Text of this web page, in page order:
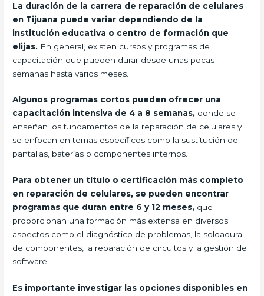
La duración de la carrera de reparación de celulares
en Tijuana puede variar dependiendo de la
institución educativa o centro de formación que
elijas. En general, existen cursos y programas de
capacitación que pueden durar desde unas pocas
semanas hasta varios meses.
Algunos programas cortos pueden ofrecer una
capacitación intensiva de 4 a 8 semanas, donde se
enseñan los fundamentos de la reparación de celulares y
se enfocan en temas específicos como la sustitución de
pantallas, baterías o componentes internos.
Para obtener un título o certificación más completo
en reparación de celulares, se pueden encontrar
programas que duran entre 6 y 12 meses, que
proporcionan una formación más extensa en diversos
aspectos como el diagnóstico de problemas, la soldadura
de componentes, la reparación de circuitos y la gestión de
software.
Es importante investigar las opciones disponibles en